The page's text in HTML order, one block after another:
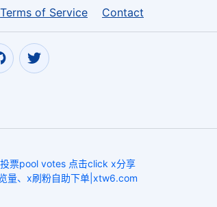
Terms of Service Contact
票pool votes 点击click x分享
量、x刷粉自助下单|xtw6.com